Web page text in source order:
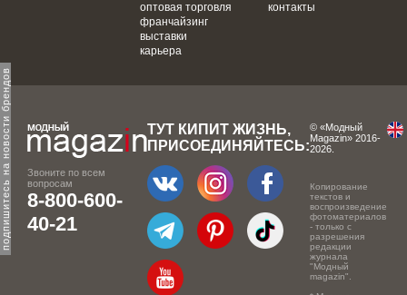
подпишитесь на новости брендов
оптовая торговля
франчайзинг
выставки
карьера
контакты
Звоните по всем
вопросам
8-800-600-
40-21
ТУТ КИПИТ ЖИЗНЬ,
ПРИСОЕДИНЯЙТЕСЬ:
© «Модный
Magazin» 2016-
2026.
Копирование
текстов и
воспроизведение
фотоматериалов
- только с
разрешения
редакции
журнала
"Модный
magazin".